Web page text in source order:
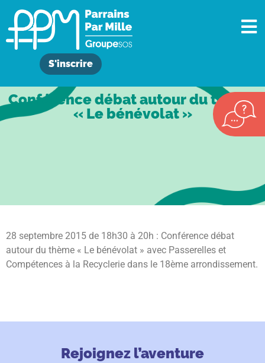
S'inscrire
Conférence débat autour du thème
« Le bénévolat »
28 septembre 2015 de 18h30 à 20h : Conférence débat
autour du thème « Le bénévolat » avec Passerelles et
Compétences à la Recyclerie dans le 18ème arrondissement.
Rejoignez l’aventure